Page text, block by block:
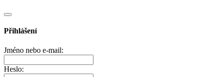
Přihlášení
Jméno nebo e-mail:
Heslo: